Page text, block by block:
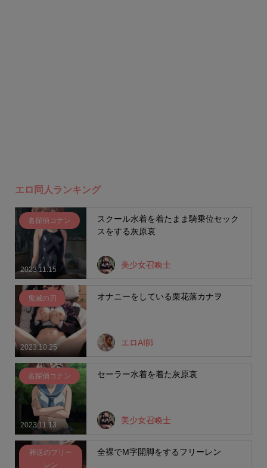
エロ同人ランキング
2023.11.15
名探偵コナン
スクール水着を着たまま騎乗位セック
スをする灰原哀
美少女召喚士
2023.10.25
鬼滅の刃 オナニーをしている栗花落カナヲ
エロAI師
2023.11.13
名探偵コナン セーラー水着を着た灰原哀
美少女召喚士
葬送のフリー
レン
全裸でM字開脚をするフリーレン